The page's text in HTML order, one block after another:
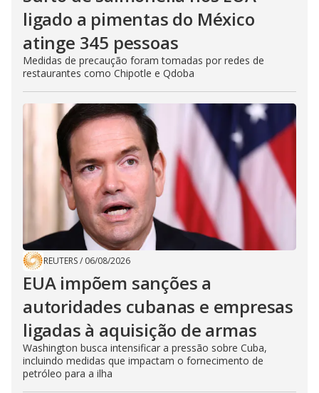
ligado a pimentas do México
atinge 345 pessoas
Medidas de precaução foram tomadas por redes de
restaurantes como Chipotle e Qdoba
REUTERS/ 06/08/2026
EUA impõem sanções a
autoridades cubanas e empresas
ligadas à aquisição de armas
Washington busca intensificar a pressão sobre Cuba,
incluindo medidas que impactam o fornecimento de
petróleo para a ilha